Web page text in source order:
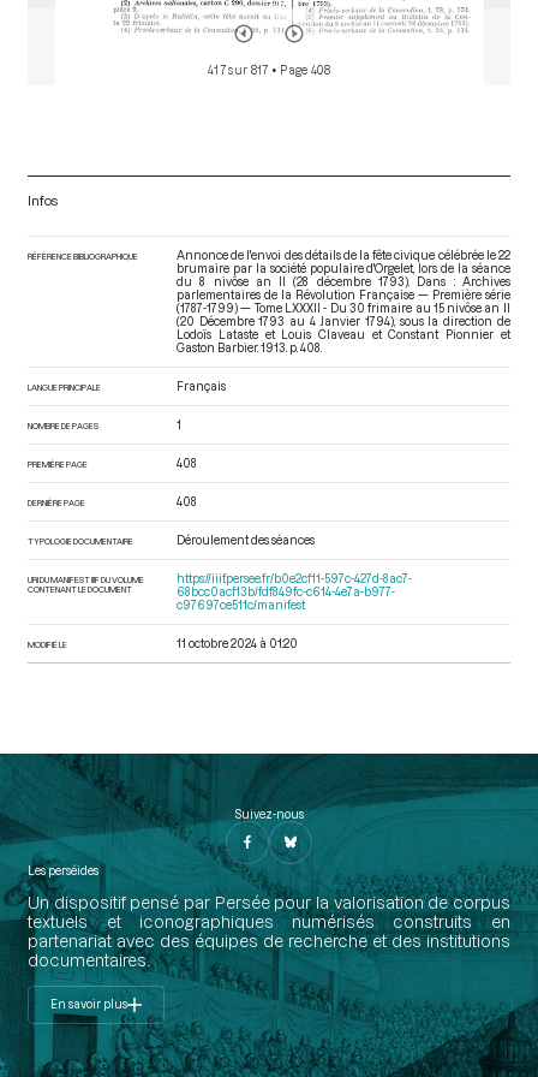
417 sur 817 • Page 408
Infos
RÉFÉRENCE BIBLIOGRAPHIQUE
Annonce de l'envoi des détails de la fête civique célébrée le 22
brumaire par la société populaire d'Orgelet, lors de la séance
du 8 nivôse an II (28 décembre 1793). Dans : Archives
parlementaires de la Révolution Française — Première série
(1787-1799) — Tome LXXXII - Du 30 frimaire au 15 nivôse an II
(20 Décembre 1793 au 4 Janvier 1794) , sous la direction de
Lodoïs Lataste et Louis Claveau et Constant Pionnier et
Gaston Barbier. 1913. p. 408.
LANGUE PRINCIPALE Français
NOMBRE DE PAGES 1
PREMIÈRE PAGE 408
DERNIÈRE PAGE 408
TYPOLOGIE DOCUMENTAIRE Déroulement des séances
URI DU MANIFEST IIIF DU VOLUME
CONTENANT LE DOCUMENT
https://iiif.persee.fr/b0e2cf11-597c-427d-8ac7-
68bcc0acf13b/fdf849fc-c614-4e7a-b977-
c97697ce511c/manifest
MODIFIÉ LE 11 octobre 2024 à 01:20
Suivez-nous
Les perséides
Un dispositif pensé par Persée pour la valorisation de corpus
textuels et iconographiques numérisés construits en
partenariat avec des équipes de recherche et des institutions
documentaires.
En savoir plus